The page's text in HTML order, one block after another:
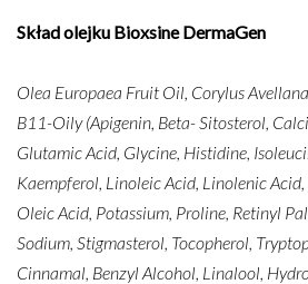
Skład olejku Bioxsine DermaGen
Olea Europaea Fruit Oil, Corylus
B11-Oily (Apigenin, Beta- Sitosterol,
Glutamic Acid, Glycine, Histidine,
Kaempferol, Linoleic Acid, Linolenic
Oleic Acid, Potassium, Proline, Retinyl
Sodium, Stigmasterol, Tocopherol,
Cinnamal, Benzyl Alcohol, Linalool,